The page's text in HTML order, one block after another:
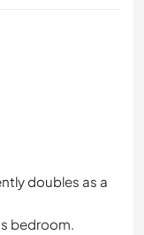
doubles as a
bedroom.